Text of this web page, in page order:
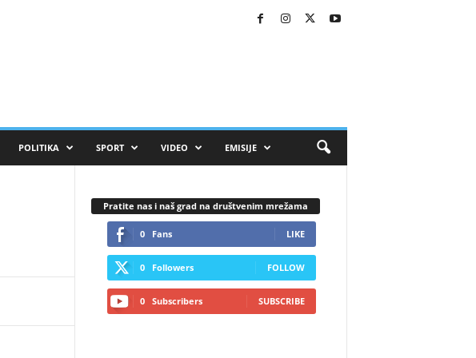
POLITIKA SPORT VIDEO EMISIJE
Pratite nas i naš grad na društvenim mrežama
0 Fans LIKE
0 Followers FOLLOW
0 Subscribers SUBSCRIBE